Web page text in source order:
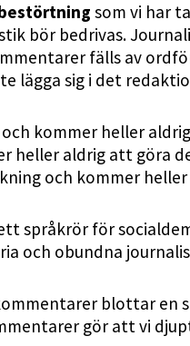
som vi har
bör bedrivas.
fälls av
lägga sig i det
kommer heller
heller aldrig att göra
och kommer
språkrör för
och obundna
blottar en
gör att vi